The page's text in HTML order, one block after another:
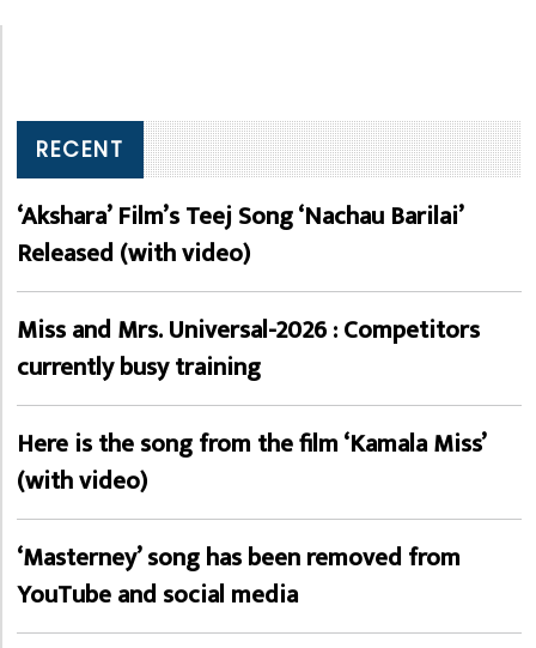
RECENT
‘Akshara’ Film’s Teej Song ‘Nachau Barilai’
Released (with video)
Miss and Mrs. Universal-2026 : Competitors
currently busy training
Here is the song from the film ‘Kamala Miss’
(with video)
‘Masterney’ song has been removed from
YouTube and social media